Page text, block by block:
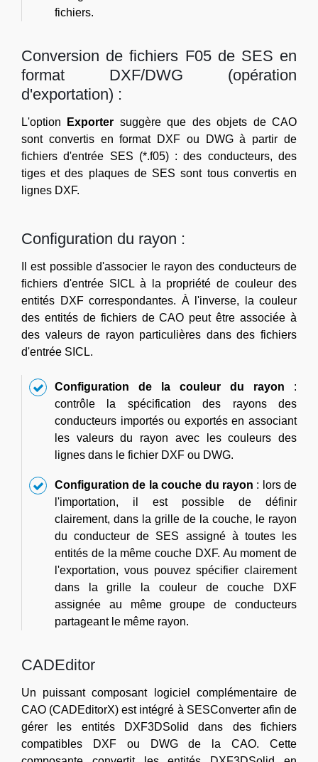
fichiers.
Conversion de fichiers F05 de SES en
format DXF/DWG (opération
d'exportation) :
L'option Exporter suggère que des objets de CAO
sont convertis en format DXF ou DWG à partir de
fichiers d'entrée SES (*.f05) : des conducteurs, des
tiges et des plaques de SES sont tous convertis en
lignes DXF.
Configuration du rayon :
Il est possible d'associer le rayon des conducteurs de
fichiers d'entrée SICL à la propriété de couleur des
entités DXF correspondantes. À l'inverse, la couleur
des entités de fichiers de CAO peut être associée à
des valeurs de rayon particulières dans des fichiers
d'entrée SICL.
Configuration de la couleur du rayon :
contrôle la spécification des rayons des
conducteurs importés ou exportés en associant
les valeurs du rayon avec les couleurs des
lignes dans le fichier DXF ou DWG.
Configuration de la couche du rayon : lors de
l'importation, il est possible de définir
clairement, dans la grille de la couche, le rayon
du conducteur de SES assigné à toutes les
entités de la même couche DXF. Au moment de
l'exportation, vous pouvez spécifier clairement
dans la grille la couleur de couche DXF
assignée au même groupe de conducteurs
partageant le même rayon.
CADEditor
Un puissant composant logiciel complémentaire de
CAO (CADEditorX) est intégré à SESConverter afin de
gérer les entités DXF3DSolid dans des fichiers
compatibles DXF ou DWG de la CAO. Cette